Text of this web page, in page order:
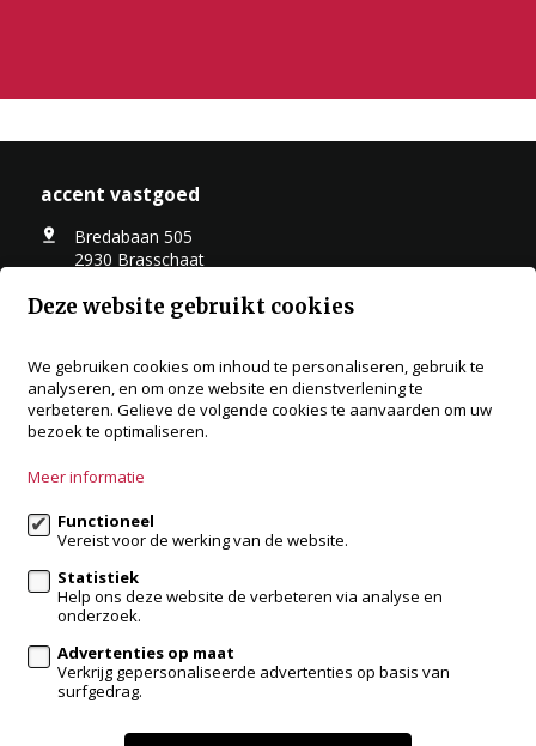
accent vastgoed
Bredabaan 505
2930 Brasschaat
+32 3 288 34 70
Volg ons op:
Te koop Te huur Referenties
Contact
Wijzig cookie voorkeuren
Deze website gebruikt cookies
We gebruiken cookies om inhoud te personaliseren, gebruik te
analyseren, en om onze website en dienstverlening te
verbeteren. Gelieve de volgende cookies te aanvaarden om uw
bezoek te optimaliseren.
Meer informatie
Functioneel
Vereist voor de werking van de website.
Statistiek
Help ons deze website de verbeteren via analyse en
onderzoek.
Advertenties op maat
Verkrijg gepersonaliseerde advertenties op basis van
surfgedrag.